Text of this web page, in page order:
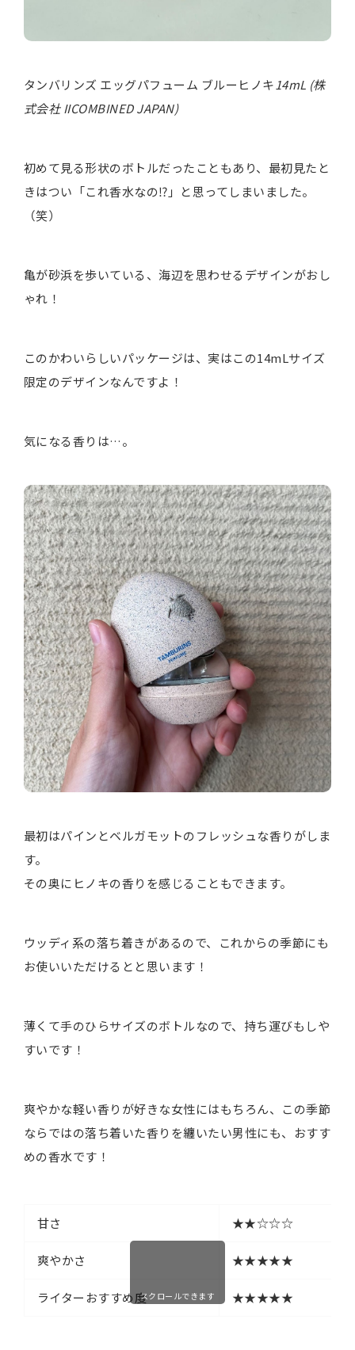
タンバリンズ エッグパフューム ブルーヒノキ14mL (株
式会社 IICOMBINED JAPAN)
初めて見る形状のボトルだったこともあり、最初見たと
きはつい「これ香水なの⁉」と思ってしまいました。
（笑）
亀が砂浜を歩いている、海辺を思わせるデザインがおし
ゃれ！
このかわいらしいパッケージは、実はこの14mLサイズ
限定のデザインなんですよ！
気になる香りは…。
最初はパインとベルガモットのフレッシュな香りがしま
す。
その奥にヒノキの香りを感じることもできます。
ウッディ系の落ち着きがあるので、これからの季節にも
お使いいただけるとと思います！
薄くて手のひらサイズのボトルなので、持ち運びもしや
すいです！
爽やかな軽い香りが好きな女性にはもちろん、この季節
ならではの落ち着いた香りを纏いたい男性にも、おすす
めの香水です！
甘さ ★★☆☆☆
爽やかさ ★★★★★
ライターおすすめ度 ★★★★★
スクロールできます